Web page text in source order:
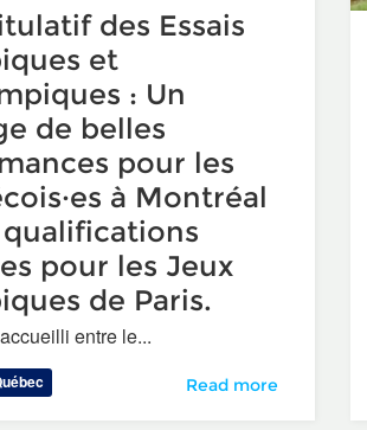
Régional pour le
des Essais
et
: Un
de belles
pour les
à Montréal
pour les Jeux
de Paris.
entre le...
Récapitulatif des
Read more